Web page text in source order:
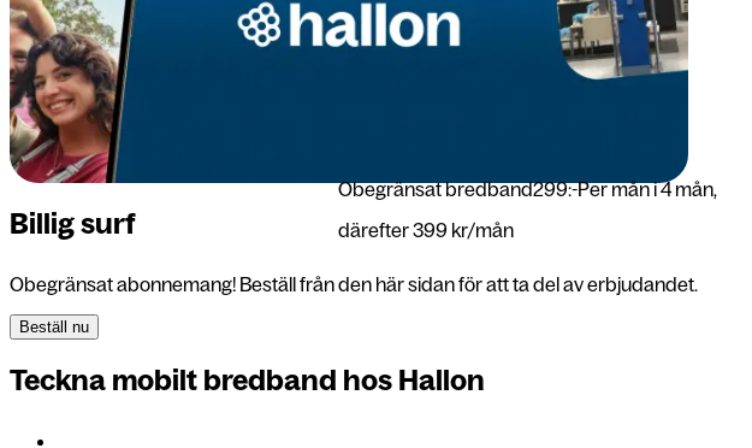
Obegränsat bredband299:-Per mån i 4 mån,
därefter 399 kr/mån
Billig surf
Obegränsat abonnemang! Beställ från den här sidan för att ta del av erbjudandet.
Beställ nu
Teckna mobilt bredband hos Hallon